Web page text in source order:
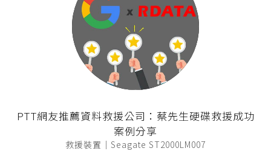
PTT網友推薦資料救援公司：蔡先生硬碟救援成功
案例分享
救援裝置｜Seagate ST2000LM007